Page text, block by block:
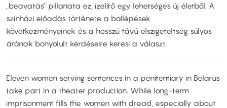
„beavatás” pillanata ez, ízelítő egy lehetséges új életből. A
színházi előadás története a ballépések
következményeinek és a hosszú távú elszigeteltség súlyos
árának bonyolult kérdéseire keresi a választ.
Eleven women serving sentences in a penitentiary in Belarus
take part in a theater production. While long-term
imprisonment fills the women with dread, especially about